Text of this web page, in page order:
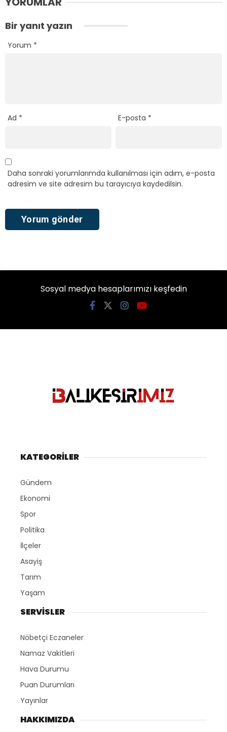
Bir yanıt yazın
Yorum *
Ad * E-posta *
Daha sonraki yorumlarımda kullanılması için adım, e-posta
adresim ve site adresim bu tarayıcıya kaydedilsin.
Sosyal medya hesaplarımızı keşfedin
KATEGORİLER
Gündem
Ekonomi
Spor
Politika
İlçeler
Asayiş
Tarım
Yaşam
SERVİSLER
Nöbetçi Eczaneler
Namaz Vakitleri
Hava Durumu
Puan Durumları
Yayınlar
HAKKIMIZDA